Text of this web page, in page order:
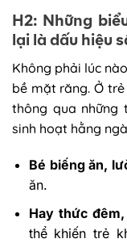
H2: Những
lại là dấu hiệu
Không phải lúc
bề mặt răng. Ở
thông qua những
sinh hoạt hằng
Bé biếng ăn,
ăn.
Hay thức
thể khiến trẻ